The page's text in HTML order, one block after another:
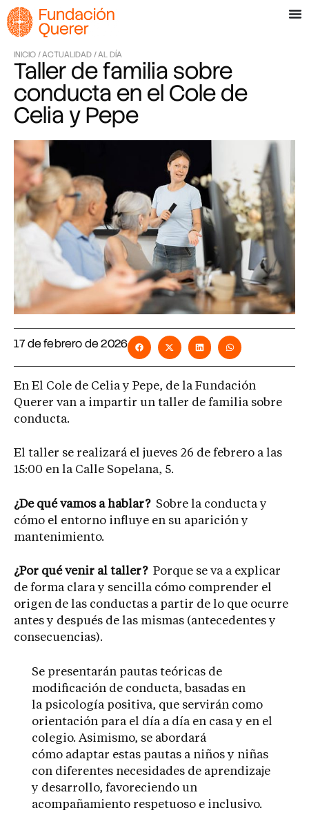
INICIO /ACTUALIDAD /AL DÍA
Taller de familia sobre
conducta en el Cole de
Celia y Pepe
17 de febrero de 2026
En El Cole de Celia y Pepe, de la Fundación
Querer van a impartir un taller de familia sobre
conducta.
El taller se realizará el jueves 26 de febrero a las
15:00 en la Calle Sopelana, 5.
¿De qué vamos a hablar? Sobre la conducta y
cómo el entorno influye en su aparición y
mantenimiento.
¿Por qué venir al taller? Porque se va a explicar
de forma clara y sencilla cómo comprender el
origen de las conductas a partir de lo que ocurre
antes y después de las mismas (antecedentes y
consecuencias).
Se presentarán pautas teóricas de
modificación de conducta, basadas en
la psicología positiva, que servirán como
orientación para el día a día en casa y en el
colegio. Asimismo, se abordará
cómo adaptar estas pautas a niños y niñas
con diferentes necesidades de aprendizaje
y desarrollo, favoreciendo un
acompañamiento respetuoso e inclusivo.